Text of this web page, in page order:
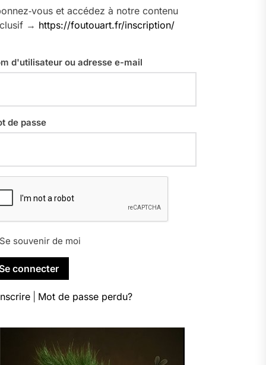
et accédez à notre contenu
→ https://foutouart.fr/inscription/
d'utilisateur ou adresse e-mail
de passe
Se souvenir de moi
Mot de passe perdu?